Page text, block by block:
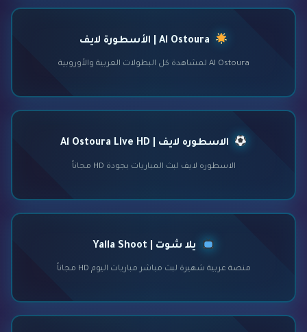
Al Ostoura لمشاهدة كل البطولات العربية والأوروبية
الاسطوره لايف | Al Ostoura Live HD
الاسطوره لايف لبث المباريات بجودة HD مجاناً
يلا شوت | Yalla Shoot
منصة عربية شهيرة لبث مباشر مباريات اليوم HD مجاناً